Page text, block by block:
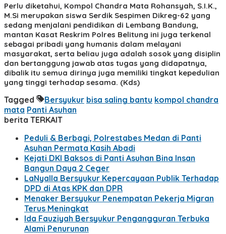
Perlu diketahui, Kompol Chandra Mata Rohansyah, S.I.K.,
M.Si merupakan siswa Serdik Sespimen Dikreg-62 yang
sedang menjalani pendidikan di Lembang Bandung,
mantan Kasat Reskrim Polres Belitung ini juga terkenal
sebagai pribadi yang humanis dalam melayani
masyarakat, serta beliau juga adalah sosok yang disiplin
dan bertanggung jawab atas tugas yang didapatnya,
dibalik itu semua dirinya juga memiliki tingkat kepedulian
yang tinggi terhadap sesama. (Kds)
Tagged Bersyukur bisa saling bantu kompol chandra
mata Panti Asuhan
berita TERKAIT
Peduli & Berbagi, Polrestabes Medan di Panti
Asuhan Permata Kasih Abadi
Kejati DKI Baksos di Panti Asuhan Bina Insan
Bangun Daya 2 Ceger
LaNyalla Bersyukur Kepercayaan Publik Terhadap
DPD di Atas KPK dan DPR
Menaker Bersyukur Penempatan Pekerja Migran
Terus Meningkat
Ida Fauziyah Bersyukur Pengangguran Terbuka
Alami Penurunan